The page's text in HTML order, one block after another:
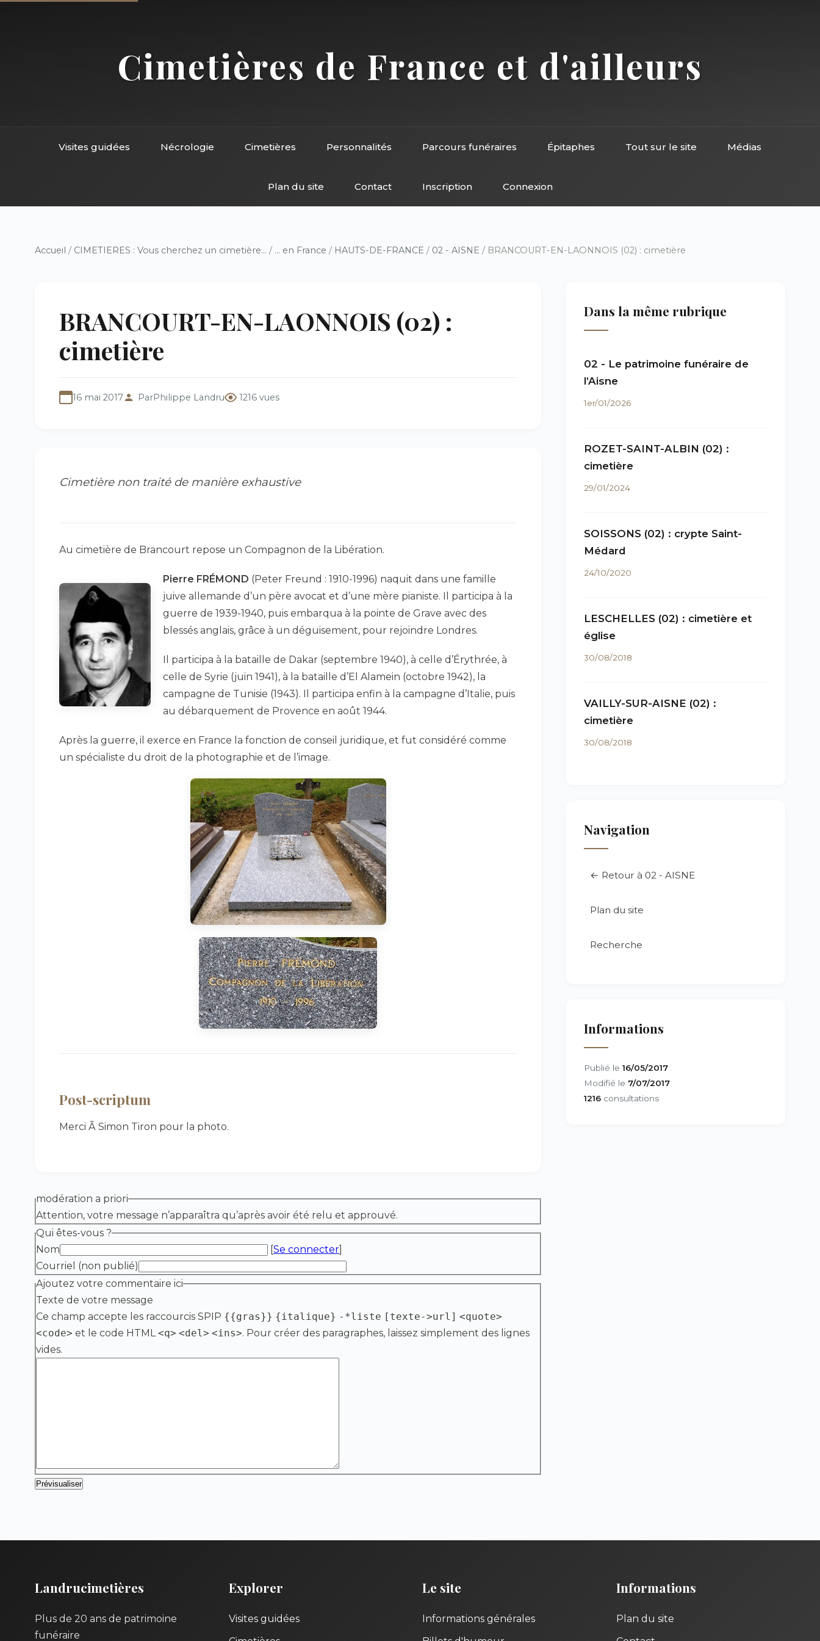
Cimetières de France et d'ailleurs
Visites guidées Nécrologie Cimetières Personnalités Parcours funéraires Épitaphes Tout sur le site Médias
Plan du site Contact Inscription Connexion
Accueil / CIMETIERES : Vous cherchez un cimetière... / ... en France / HAUTS-DE-FRANCE / 02 - AISNE / BRANCOURT-EN-LAONNOIS (02) : cimetière
BRANCOURT-EN-LAONNOIS (02) :
cimetière
16 mai 2017 ParPhilippe Landru 1216 vues
Cimetière non traité de manière exhaustive
Au cimetière de Brancourt repose un Compagnon de la Libération.
Pierre FRÉMOND (Peter Freund : 1910-1996) naquit dans une famille
juive allemande d’un père avocat et d’une mère pianiste. Il participa à la
guerre de 1939-1940, puis embarqua à la pointe de Grave avec des
blessés anglais, grâce à un déguisement, pour rejoindre Londres.
Il participa à la bataille de Dakar (septembre 1940), à celle d’Érythrée, à
celle de Syrie (juin 1941), à la bataille d’El Alamein (octobre 1942), la
campagne de Tunisie (1943). Il participa enfin à la campagne d’Italie, puis
au débarquement de Provence en août 1944.
Après la guerre, il exerce en France la fonction de conseil juridique, et fut considéré comme
un spécialiste du droit de la photographie et de l’image.
Post-scriptum
Merci Ã Simon Tiron pour la photo.
modération a priori
Attention, votre message n’apparaîtra qu’après avoir été relu et approuvé.
Qui êtes-vous ?
Nom
[Se connecter]
Courriel (non publié)
Ajoutez votre commentaire ici
Texte de votre message
Ce champ accepte les raccourcis SPIP {{gras}} {italique} -*liste [texte->url] <quote>
<code> et le code HTML<q> <del> <ins>. Pour créer des paragraphes, laissez simplement des lignes
vides.
Dans la même rubrique
02 - Le patrimoine funéraire de
l’Aisne
1er/01/2026
ROZET-SAINT-ALBIN (02) :
cimetière
29/01/2024
SOISSONS (02) : crypte Saint-
Médard
24/10/2020
LESCHELLES (02) : cimetière et
église
30/08/2018
VAILLY-SUR-AISNE (02) :
cimetière
30/08/2018
Navigation
← Retour à 02 - AISNE
Plan du site
Recherche
Informations
Publié le 16/05/2017
Modifié le 7/07/2017
1216 consultations
Landrucimetières
Plus de 20 ans de patrimoine
funéraire
Explorer
Visites guidées
Le site
Informations générales
Informations
Plan du site